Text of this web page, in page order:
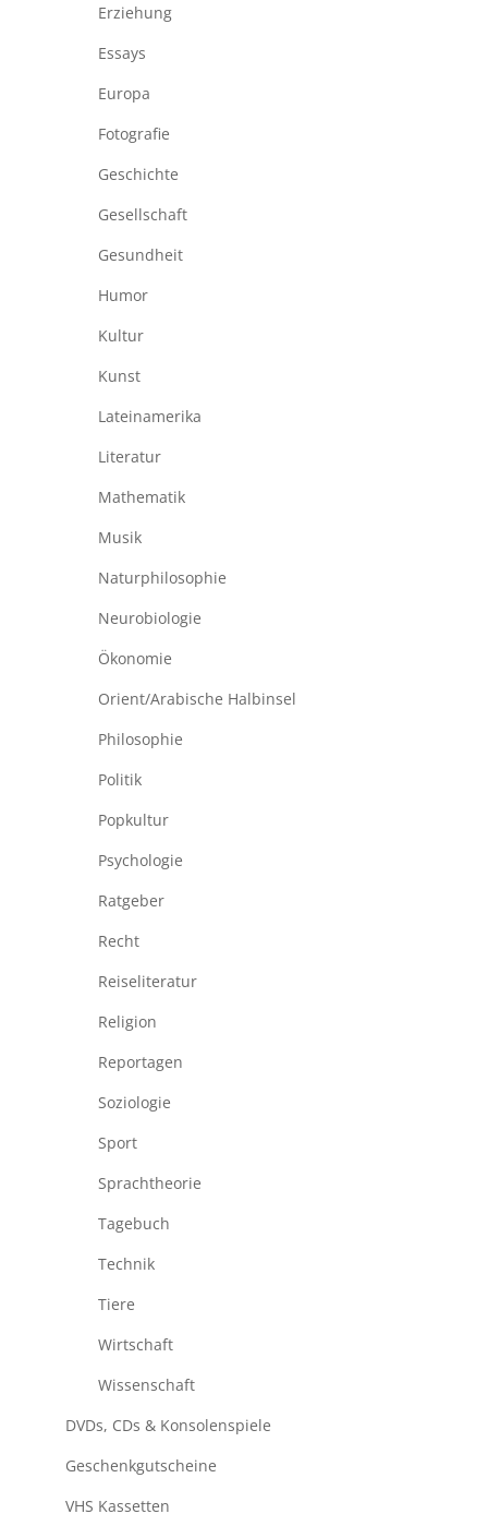
Erziehung
Essays
Europa
Fotografie
Geschichte
Gesellschaft
Gesundheit
Humor
Kultur
Kunst
Lateinamerika
Literatur
Mathematik
Musik
Naturphilosophie
Neurobiologie
Ökonomie
Orient/Arabische Halbinsel
Philosophie
Politik
Popkultur
Psychologie
Ratgeber
Recht
Reiseliteratur
Religion
Reportagen
Soziologie
Sport
Sprachtheorie
Tagebuch
Technik
Tiere
Wirtschaft
Wissenschaft
DVDs, CDs & Konsolenspiele
Geschenkgutscheine
VHS Kassetten